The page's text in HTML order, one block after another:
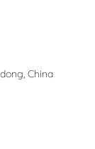
China